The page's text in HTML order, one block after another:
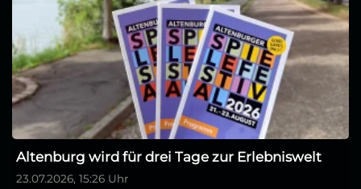
Altenburg wird für drei Tage zur Erlebniswelt
23.07.2026, 15:26 Uhr